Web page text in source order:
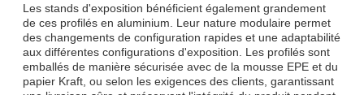
Les stands d'exposition bénéficient également grandement
de ces profilés en aluminium. Leur nature modulaire permet
des changements de configuration rapides et une adaptabilité
aux différentes configurations d'exposition. Les profilés sont
emballés de manière sécurisée avec de la mousse EPE et du
papier Kraft, ou selon les exigences des clients, garantissant